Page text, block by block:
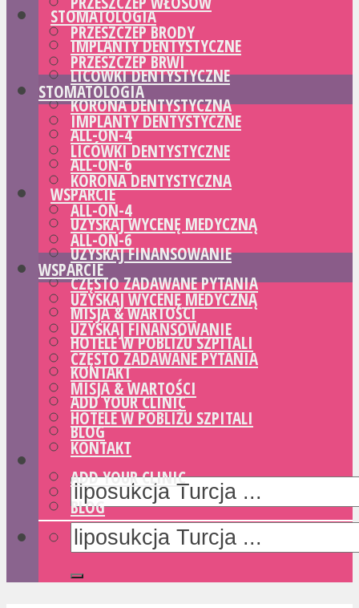
STOMATOLOGIA
IMPLANTY DENTYSTYCZNE
LICÓWKI DENTYSTYCZNE
KORONA DENTYSTYCZNA
ALL-ON-4
ALL-ON-6
WSPARCIE
UZYSKAJ WYCENĘ MEDYCZNĄ
UZYSKAJ FINANSOWANIE
CZĘSTO ZADAWANE PYTANIA
MISJA & WARTOŚCI
HOTELE W POBLIŻU SZPITALI
KONTAKT
ADD YOUR CLINIC
BLOG
PRZESZCZEP BRODY
PRZESZCZEP BRWI
STOMATOLOGIA
IMPLANTY DENTYSTYCZNE
LICÓWKI DENTYSTYCZNE
KORONA DENTYSTYCZNA
ALL-ON-4
ALL-ON-6
WSPARCIE
UZYSKAJ WYCENĘ MEDYCZNĄ
UZYSKAJ FINANSOWANIE
CZĘSTO ZADAWANE PYTANIA
MISJA & WARTOŚCI
HOTELE W POBLIŻU SZPITALI
KONTAKT
ADD YOUR CLINIC
BLOG